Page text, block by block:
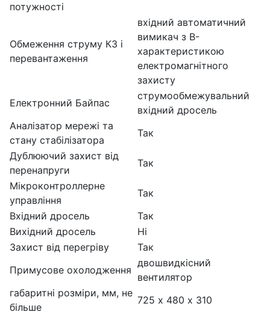
потужності
Обмеження струму КЗ і
перевантаження
вхідний автоматичний
вимикач з B-
характеристикою
електромагнітного
захисту
Електронний Байпас
струмообмежувальний
вхідний дросель
Аналізатор мережі та
стану стабілізатора
Так
Дублюючий захист від
перенапруги
Так
Мікроконтроллерне
управління
Так
Вхідний дросель
Так
Вихідний дросель
Ні
Захист від перегріву
Так
Примусове охолодження
двошвидкісний
вентилятор
габаритні розміри, мм, не
більше
725 х 480 х 310